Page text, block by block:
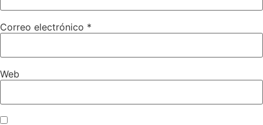
Correo electrónico *
Web